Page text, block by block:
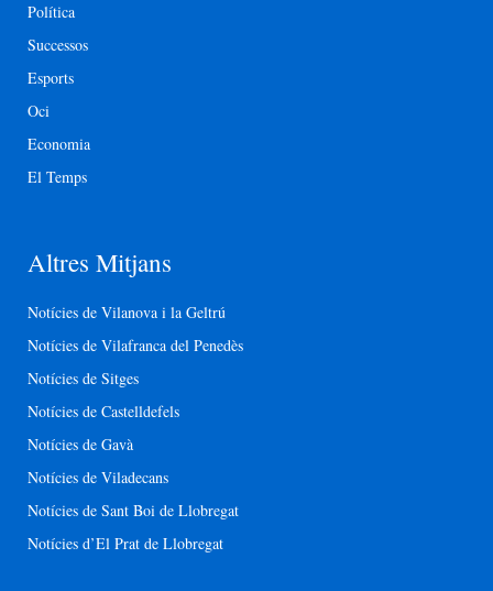
Política
Successos
Esports
Oci
Economia
El Temps
Altres Mitjans
Notícies de Vilanova i la Geltrú
Notícies de Vilafranca del Penedès
Notícies de Sitges
Notícies de Castelldefels
Notícies de Gavà
Notícies de Viladecans
Notícies de Sant Boi de Llobregat
Notícies d’El Prat de Llobregat